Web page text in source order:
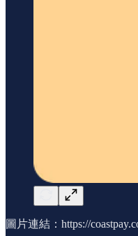
圖片連結：https://